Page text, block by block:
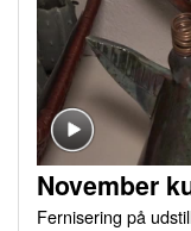
November
Fernisering på